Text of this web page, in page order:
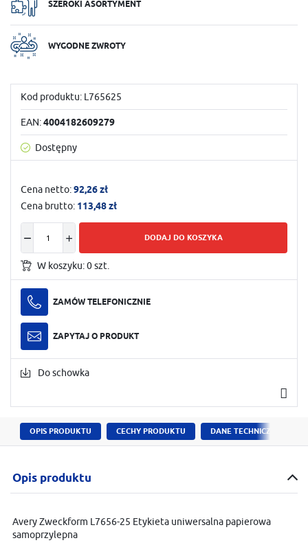
SZEROKI ASORTYMENT
WYGODNE ZWROTY
Kod produktu: L765625
EAN:4004182609279
Dostępny
Cena netto:92,26 zł
Cena brutto: 113,48 zł
DODAJ DO KOSZYKA
W koszyku:0szt.
ZAMÓW TELEFONICZNIE
ZAPYTAJ O PRODUKT
Do schowka
OPIS PRODUKTU CECHY PRODUKTU DANE TECHNICZNE
Opis produktu
Avery Zweckform L7656-25 Etykieta uniwersalna papierowa
samoprzylepna